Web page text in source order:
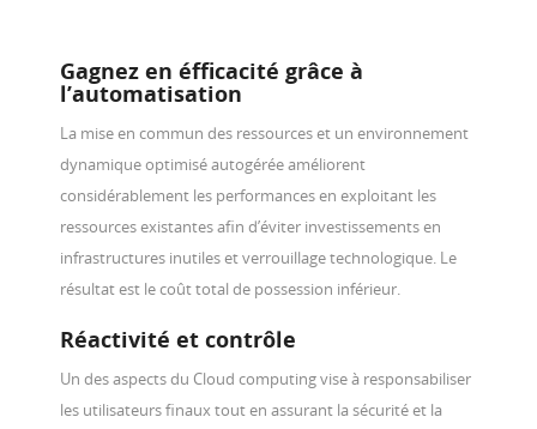
Gagnez en éfficacité grâce à
l’automatisation
La mise en commun des ressources et un environnement
dynamique optimiséautogéréeaméliorent
considérablement les performancesen exploitant les
ressourcesexistantes afin d’éviter investissements en
infrastructures inutilesetverrouillage technologique. Le
résultatest le coût total de possession inférieur.
Réactivité et contrôle
Un des aspects du Cloud computingvise à responsabiliser
les utilisateurs finauxtout en assurant la sécuritéet la